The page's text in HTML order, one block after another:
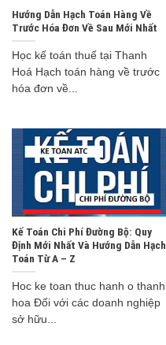
Hướng Dẫn Hạch Toán Hàng Về
Trước Hóa Đơn Về Sau Mới Nhất
Học kế toán thuế tại Thanh
Hoá Hạch toán hàng về trước
hóa đơn về...
Kế Toán Chi Phí Đường Bộ: Quy
Định Mới Nhất Và Hướng Dẫn Hạch
Toán Từ A – Z
Hoc ke toan thuc hanh o thanh
hoa Đối với các doanh nghiệp
sở hữu...